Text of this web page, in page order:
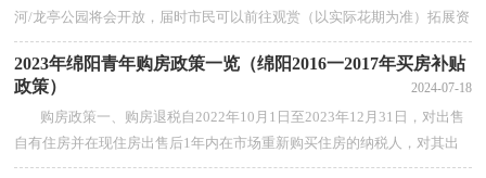
河/龙亭公园将会开放，届时市民可以前往观赏（以实际花期为准）拓展资
料中国南京、无锡、泰州、武汉、丹江...【查看全部】
2023年绵阳青年购房政策一览（绵阳2016一2017年买房补贴
政策）
2024-07-18
购房政策一、购房退税自2022年10月1日至2023年12月31日，对出售
自有住房并在现住房出售后1年内在市场重新购买住房的纳税人，对其出
售现住房已缴纳的个人所得税予以退税...【查看全部】